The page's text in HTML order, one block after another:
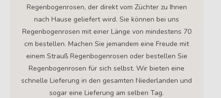
Regenbogenrosen, der direkt vom Züchter zu Ihnen
nach Hause geliefert wird. Sie können bei uns
Regenbogenrosen mit einer Länge von mindestens 70
cm bestellen. Machen Sie jemandem eine Freude mit
einem Strauß Regenbogenrosen oder bestellen Sie
Regenbogenrosen für sich selbst. Wir bieten eine
schnelle Lieferung in den gesamten Niederlanden und
sogar eine Lieferung am selben Tag.